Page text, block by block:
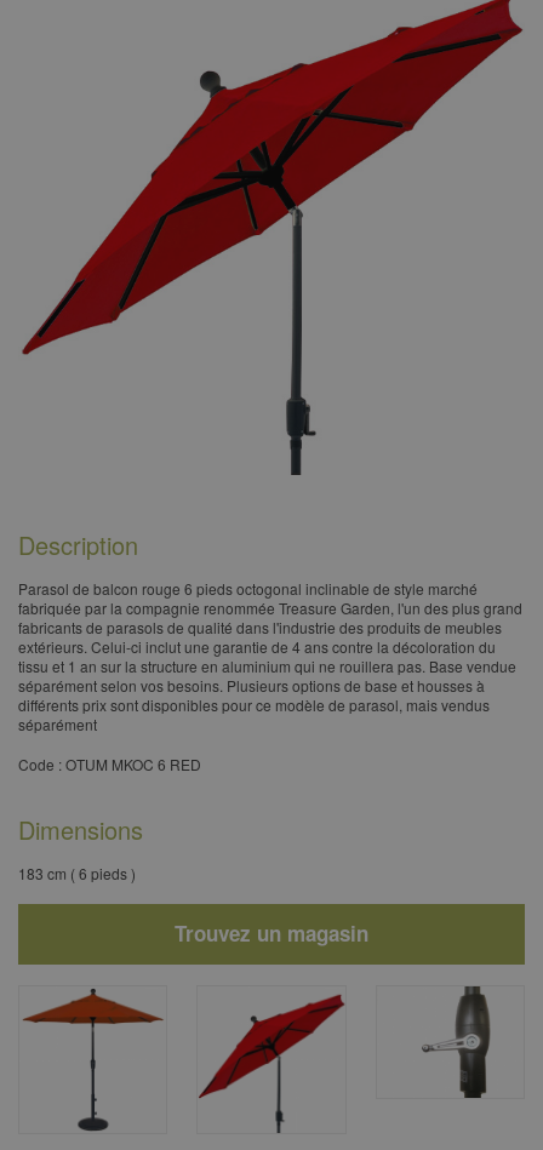
Description
​Parasol de balcon rouge 6 pieds octogonal inclinable​ de style marché
fabriquée par la compagnie renommée Treasure Garden, l'un des plus grand
fabricants de parasols de qualité dans l'industrie des produits de meubles
extérieurs. Celui-ci inclut une garantie de 4 ans contre la décoloration du
tissu et 1 an sur la structure en aluminium qui ne rouillera pas. Base vendue
séparément selon vos besoins. Plusieurs options de base et housses à
différents prix sont disponibles pour ce modèle de parasol, mais vendus
séparément
Code : OTUM MKOC 6 RED
Dimensions
183 cm ( 6 pieds )
Trouvez un magasin